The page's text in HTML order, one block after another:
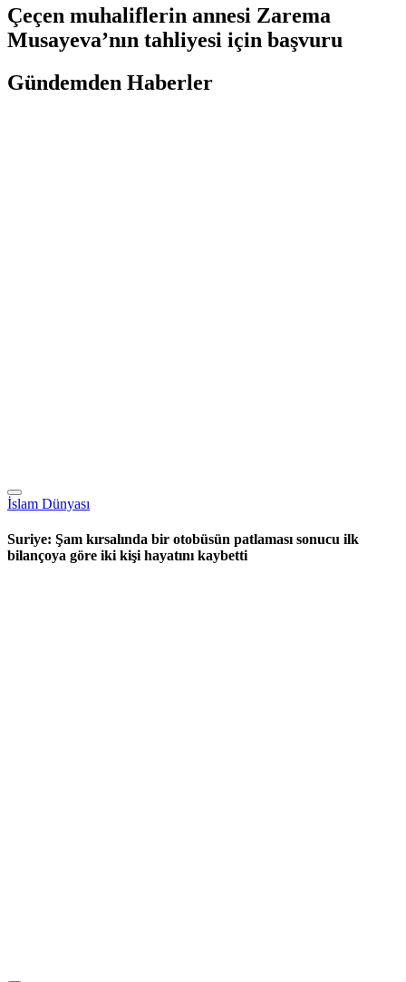
Çeçen muhaliflerin annesi Zarema
Musayeva’nın tahliyesi için başvuru
Gündemden Haberler
İslam Dünyası
Suriye: Şam kırsalında bir otobüsün patlaması sonucu ilk
bilançoya göre iki kişi hayatını kaybetti